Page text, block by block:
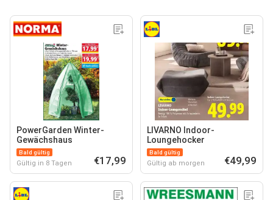
PowerGarden Winter-
Gewächshaus
Bald gültig
Gültig in 8 Tagen €17,99
LIVARNO Indoor-
Loungehocker
Bald gültig
Gültig ab morgen €49,99